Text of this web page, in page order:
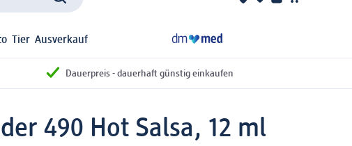
Tier Ausverkauf
Dauerpreis - dauerhaft günstig einkaufen
490 Hot Salsa, 12 ml